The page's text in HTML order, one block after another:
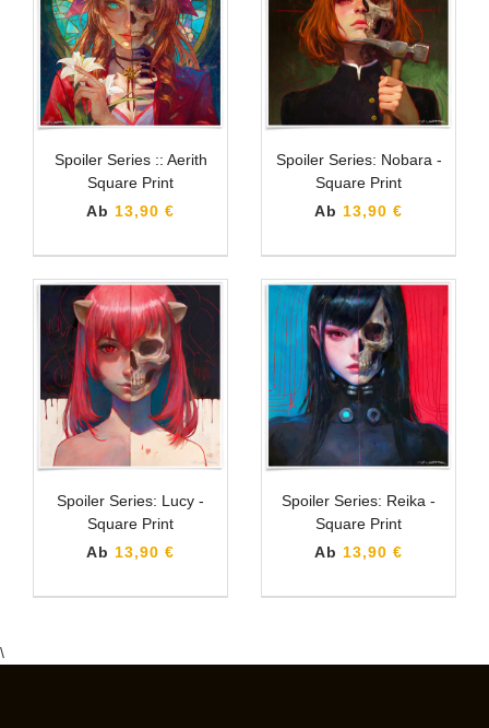
Spoiler Series :: Aerith
Square Print
Ab 13,90 €
Spoiler Series: Nobara -
Square Print
Ab 13,90 €
Spoiler Series: Lucy -
Square Print
Ab 13,90 €
Spoiler Series: Reika -
Square Print
Ab 13,90 €
\